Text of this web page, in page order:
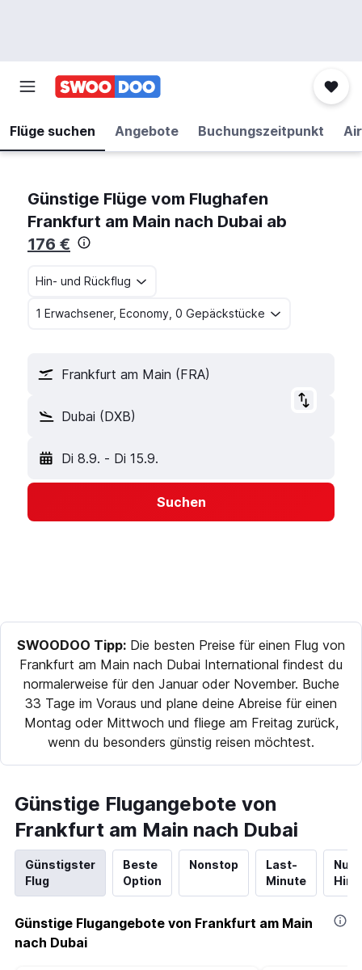
Flüge suchen Angebote Buchungszeitpunkt
Günstige Flüge vom Flughafen
Frankfurt am Main nach Dubai ab
176 €
Hin- und Rückflug
1 Erwachsener, Economy, 0 Gepäckstücke
Frankfurt am Main (FRA)
Dubai (DXB)
Di 8.9. - Di 15.9.
Suchen
SWOODOO Tipp: Die besten Preise für einen Flug von
Frankfurt am Main nach Dubai International findest du
normalerweise für den Januar oder November. Buche
33 Tage im Voraus und plane deine Abreise für einen
Montag oder Mittwoch und fliege am Freitag zurück,
wenn du besonders günstig reisen möchtest.
Günstige Flugangebote von
Frankfurt am Main nach Dubai
Günstigster
Flug
Beste
Option
Nonstop
Last-
Minute
Nur
Günstige Flugangebote von Frankfurt am Main
nach Dubai